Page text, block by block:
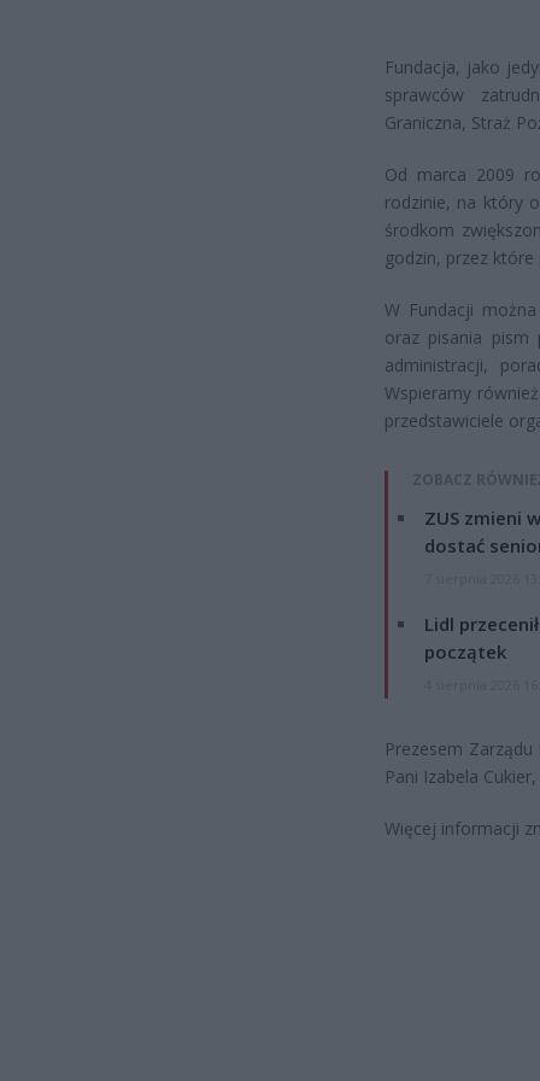
Fundacja, jako
sprawców
Graniczna, Straż
Od marca 2009
rodzinie, na który
środkom
godzin, przez
W Fundacji
oraz pisania pism
administracji,
Wspieramy
przedstawiciele
ZOBACZ
ZUS zmieni
dostać
Lidl
początek
Prezesem
Pani Izabela
Więcej informacji